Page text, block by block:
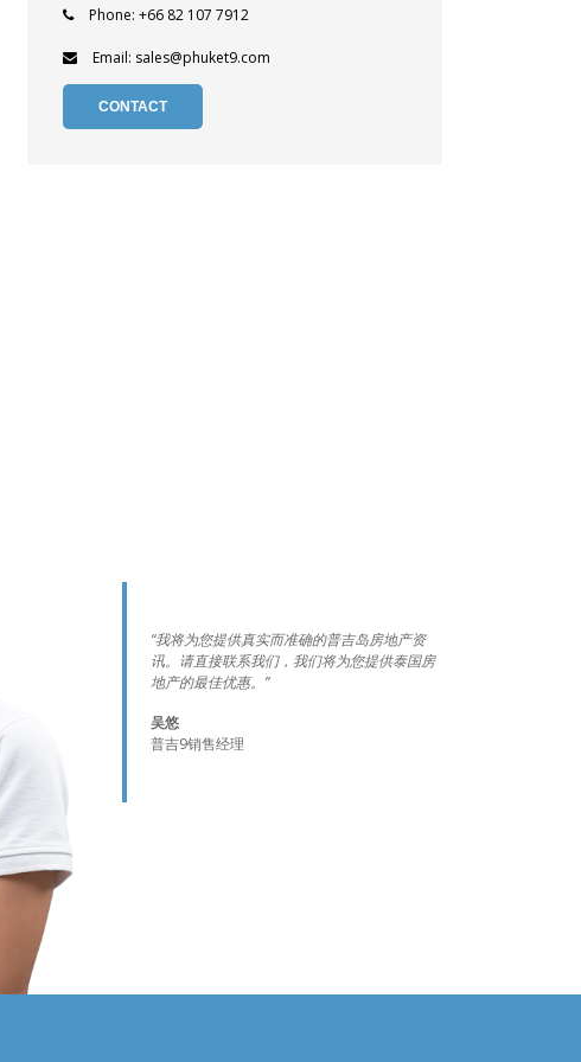
Phone: +66 82 107 7912
Email: sales@phuket9.com
CONTACT
“我将为您提供真实而准确的普吉岛房地产资
讯。请直接联系我们，我们将为您提供泰国房
地产的最佳优惠。”
吴悠
普吉9销售经理